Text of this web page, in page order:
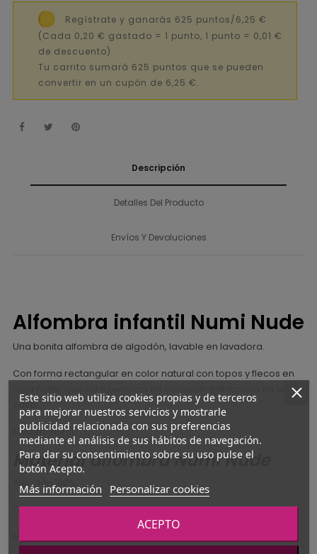
Regístrate y ganarás 625 puntos/6,25 €
(Cada 0,20 € gastado = 1 punto, 1 punto = 0,01 €
de descuento).
Tu carrito sumará 625 puntos que se pueden
convertir en un cupón de 6,25 €.
Descripción
Detalles Del Producto
Envíos Y Devoluciones
Alfombra infantil Numi Nude
Una bonita alfombra de algodón, lavable en lavadora.
Con forma rectangular en color natural con topos y flecos en
casa.
Modelo Numi.
Material alfombra Numi Nude
Algodón 100%
Color natural topos nude
Este sitio web utiliza cookies propias y de terceros
para mejorar nuestros servicios y mostrarle
publicidad relacionada con sus preferencias
mediante el análisis de sus hábitos de navegación.
Para dar su consentimiento sobre su uso pulse el
botón Acepto.
Más información Personalizar cookies
ACEPTO